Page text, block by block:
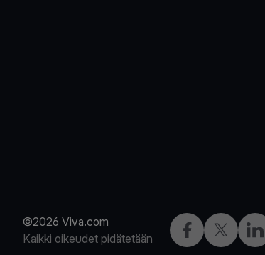
©2026 Viva.com
Kaikki oikeudet pidätetään
Facebook
X